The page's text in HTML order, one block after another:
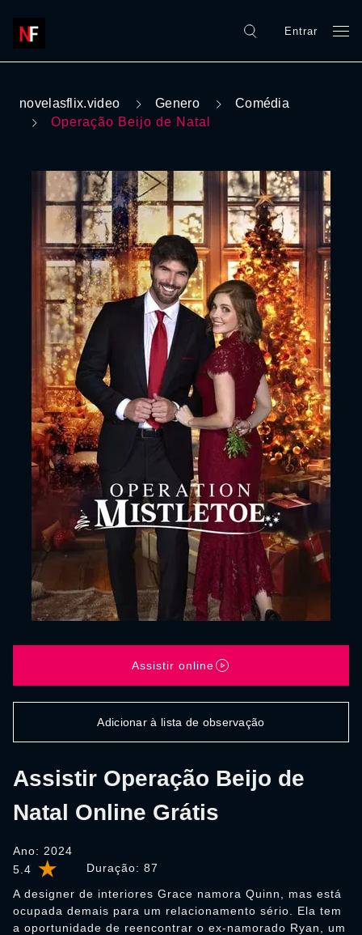
Entrar
novelasflix.video Genero
Comédia
Operação Beijo de Natal
5.4 Duração: 87
Assistir Operação Beijo de
Natal Online Grátis
Ano: 2024
A designer de interiores Grace namora Quinn, mas está
ocupada demais para um relacionamento sério. Ela tem
a oportunidade de reencontrar o ex-namorado Ryan, um
Assistir online
Adicionar à lista de observação